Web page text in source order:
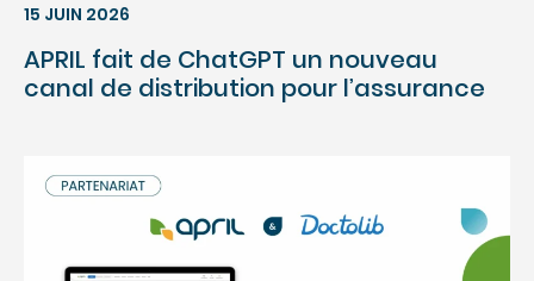
15 JUIN 2026
APRIL fait de ChatGPT un nouveau
canal de distribution pour l’assurance